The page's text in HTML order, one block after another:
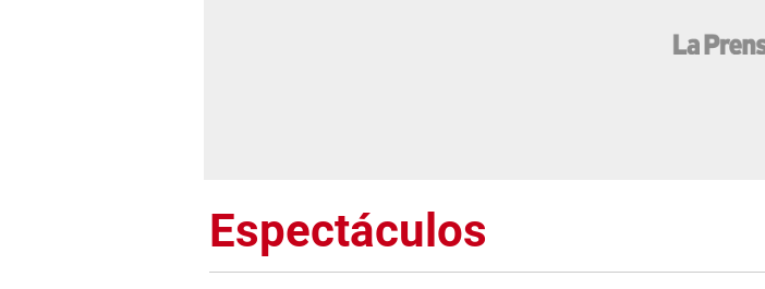
Espectáculos